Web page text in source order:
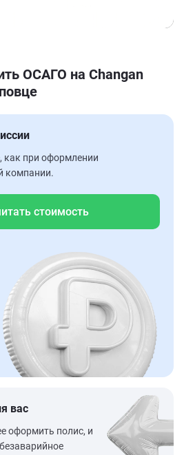
ОСАГО на Changan
как при оформлении
компании.
стоимость
вас
оформить полис, и